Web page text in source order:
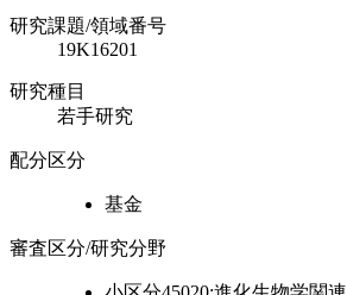
研究課題/領域番号
19K16201
研究種目
若手研究
配分区分
基金
審査区分/研究分野